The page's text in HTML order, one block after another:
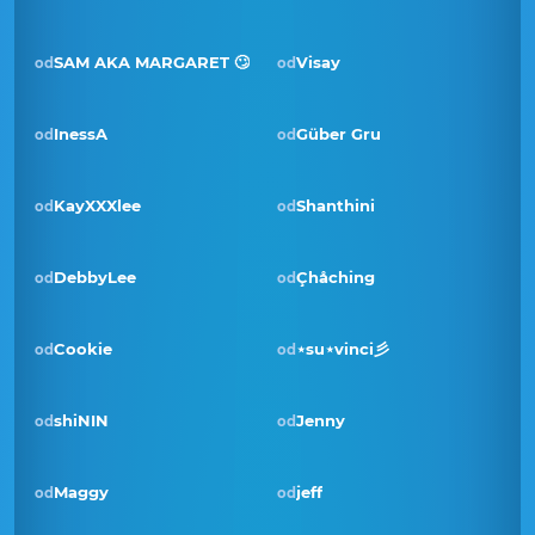
odSAM AKA MARGARET 🙄 odVisay
od InessA Pobjednik · srp 2023
odGüber Gru
od KayXXXlee odShanthini
od DebbyLee odÇhåching
odCookie Pobjednik · stu 2022
od ⋆su⋆vinci彡
odshiNIN odJenny
od Maggy odjeff